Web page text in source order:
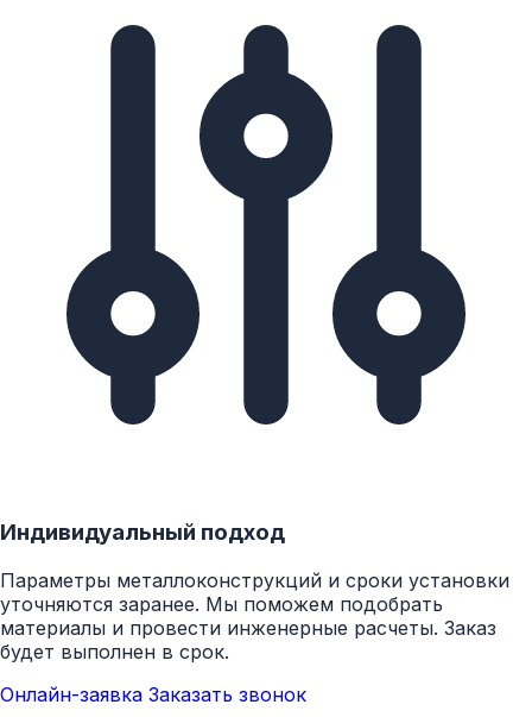
создания катодной защиты на нефте- и
Труба металлическая б/у вполне подходит для этих
целей, и справляется с низкими и средними
нагрузками. Используя сайт компании "Металл
Комплект Энерго", вы можете подобрать продукцию
разной степени износа, исходя из своих
воды, дороже - из-под ГСМ (горюче-смазочных
материалов). В любом случае, мы предложим вам
лучшие расценки в городе, и организуем быструю
доставку на объект!
Индивидуальный подход
Параметры металлоконструкций и сроки установки
уточняются заранее. Мы поможем подобрать
материалы и провести инженерные расчеты. Заказ
будет выполнен в срок.
Онлайн-заявка Заказать звонок